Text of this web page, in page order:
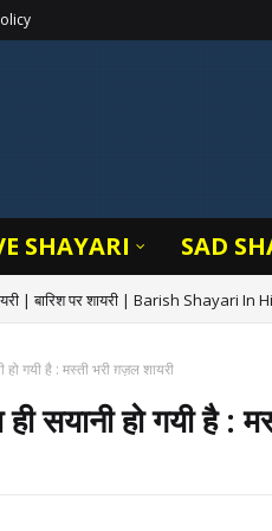
SHAYARI SAD
| बारिश पर शायरी | Barish Shayari
हो गयी है : मस्ती भरी ग़ज़ल शायरी
ही सयानी हो गयी है :